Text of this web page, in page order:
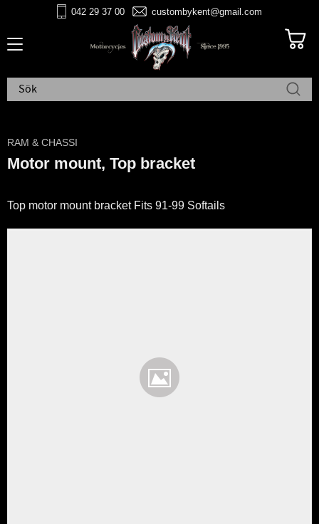
042 29 37 00 custombykent@gmail.com
RAM & CHASSI
Motor mount, Top bracket
Top motor mount bracket Fits 91-99 Softails